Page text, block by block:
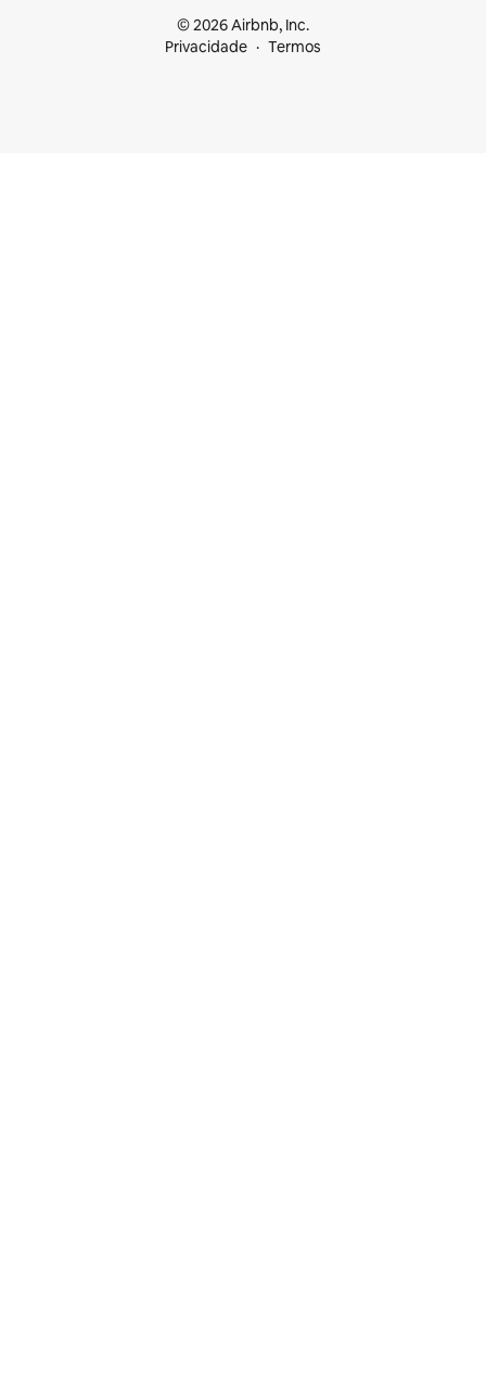
© 2026 Airbnb, Inc.
Privacidade
Termos